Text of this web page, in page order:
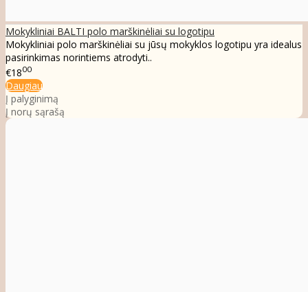
Mokykliniai BALTI polo marškinėliai su logotipu
Mokykliniai polo marškinėliai su jūsų mokyklos logotipu yra idealus
pasirinkimas norintiems atrodyti..
€1800
Daugiau
Į palyginimą
Į norų sąrašą